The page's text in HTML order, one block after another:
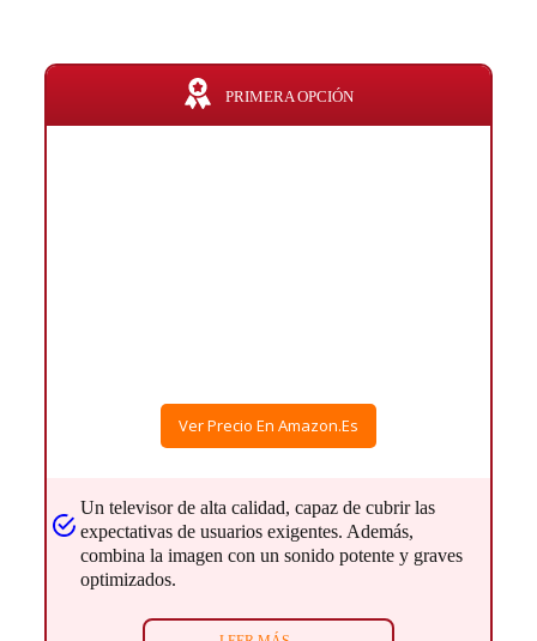
PRIMERA OPCIÓN
Ver Precio En Amazon.es
Un televisor de alta calidad, capaz de cubrir las
expectativas de usuarios exigentes. Además,
combina la imagen con un sonido potente y graves
optimizados.